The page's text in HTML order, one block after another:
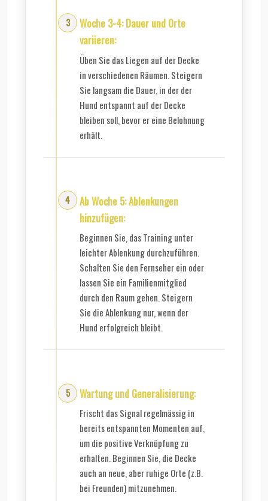
Woche 3-4: Dauer und Orte
variieren:
Üben Sie das Liegen auf der Decke
in verschiedenen Räumen. Steigern
Sie langsam die Dauer, in der der
Hund entspannt auf der Decke
bleiben soll, bevor er eine Belohnung
erhält.
Ab Woche 5: Ablenkungen
hinzufügen:
Beginnen Sie, das Training unter
leichter Ablenkung durchzuführen.
Schalten Sie den Fernseher ein oder
lassen Sie ein Familienmitglied
durch den Raum gehen. Steigern
Sie die Ablenkung nur, wenn der
Hund erfolgreich bleibt.
Wartung und Generalisierung:
Frischt das Signal regelmässig in
bereits entspannten Momenten auf,
um die positive Verknüpfung zu
erhalten. Beginnen Sie, die Decke
auch an neue, aber ruhige Orte (z.B.
bei Freunden) mitzunehmen.